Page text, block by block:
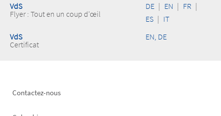
VdS
Flyer : Tout en un coup d'œil
DE | EN | FR |
ES | IT
VdS
Certificat
EN, DE
Footer
Contactez-nous